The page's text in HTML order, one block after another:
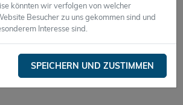
könnten wir verfolgen von welcher
Besucher zu uns gekommen sind und
Interesse sind.
SPEICHERN UND ZUSTIMMEN